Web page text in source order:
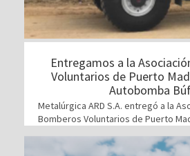
Entregamos a la
Voluntarios de Puerto
Autobomba
Metalúrgica ARD S.A. entregó a la
Bomberos Voluntarios de Puerto